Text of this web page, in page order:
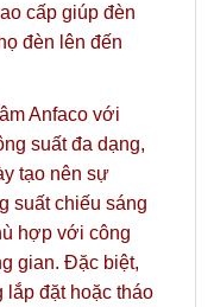
cấp giúp đèn
đèn lên đến
Anfaco với
suất đa dạng,
tạo nên sự
suất chiếu sáng
hợp với công
gian. Đặc biệt,
lắp đặt hoặc tháo